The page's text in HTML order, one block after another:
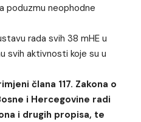
poduzmu neophodne
rada svih 38 mHE u
svih aktivnosti koje su u
člana 117. Zakona o
i Hercegovine radi
i drugih propisa, te